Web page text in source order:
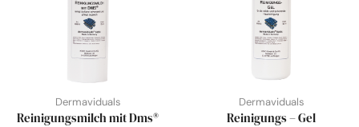
Dermaviduals
Reinigungsmilch mit Dms®
Dermaviduals
Reinigungs – Gel